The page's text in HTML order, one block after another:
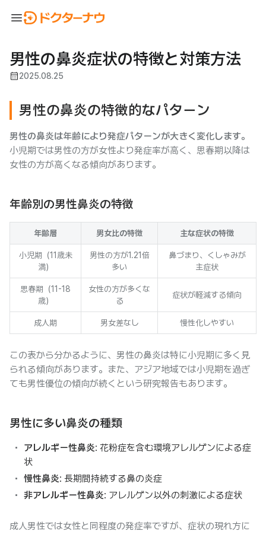
menu
男性の鼻炎症状の特徴と対策方法
calendar_month2025.08.25
男性の鼻炎の特徴的なパターン
男性の鼻炎は年齢により発症パターンが大きく変化します。
小児期では男性の方が女性より発症率が高く、思春期以降は
女性の方が高くなる傾向があります。
年齢別の男性鼻炎の特徴
年齢層 男女比の特徴 主な症状の特徴
小児期（11歳未
満）
男性の方が1.21倍
多い
鼻づまり、くしゃみが
主症状
思春期（11-18
歳）
女性の方が多くな
る
症状が軽減する傾向
成人期 男女差なし 慢性化しやすい
この表から分かるように、男性の鼻炎は特に小児期に多く見
られる傾向があります。また、アジア地域では小児期を過ぎ
ても男性優位の傾向が続くという研究報告もあります。
男性に多い鼻炎の種類
アレルギー性鼻炎: 花粉症を含む環境アレルゲンによる症
状
慢性鼻炎: 長期間持続する鼻の炎症
非アレルギー性鼻炎: アレルゲン以外の刺激による症状
成人男性では女性と同程度の発症率ですが、症状の現れ方に